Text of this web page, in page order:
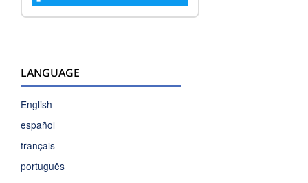
LANGUAGE
English
español
français
português